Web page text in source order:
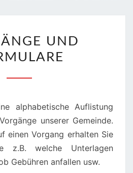
UND
FORMULARE
UND
alphabetische Auflistung
unserer Gemeinde.
einen Vorgang erhalten Sie
z.B. welche Unterlagen
Gebühren anfallen usw.